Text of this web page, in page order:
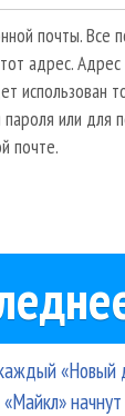
почты. Все
адрес.
использован
или для
почте.
«Новый